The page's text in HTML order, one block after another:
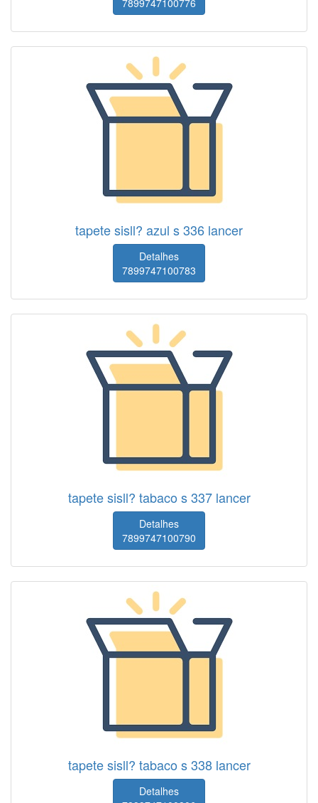
7899747100776
tapete sisll? azul s 336 lancer
Detalhes
7899747100783
tapete sisll? tabaco s 337 lancer
Detalhes
7899747100790
tapete sisll? tabaco s 338 lancer
Detalhes